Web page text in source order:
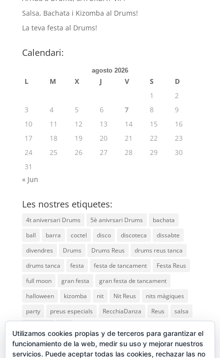
Salsa, Bachata i Kizomba al Drums!
La teva festa al Drums!
Calendari:
agosto 2026
L M X J V S
D
1
2
3
4 5 6 7 8
9
10
11 12 13 14 15
16
17
18 19 20 21 22
23
24
25 26 27 28 29
30
31
« Jun
Les nostres etiquetes:
4t aniversari Drums 5è anivrsari Drums
bachata
ball
barra coctel disco discoteca
dissabte
divendres
Drums Drums Reus
drums reus tanca
drums tanca
festa festa de tancament
Festa Reus
full moon
gran festa
gran festa de tancament
halloween
kizomba nit Nit Reus
nits màgiques
party
preus especials RecchiaDanza Reus
salsa
Utilizamos cookies propias y de terceros para garantizar el
funcionamiento de la web, medir su uso y mejorar nuestros
servicios. Puede aceptar todas las cookies, rechazar las no